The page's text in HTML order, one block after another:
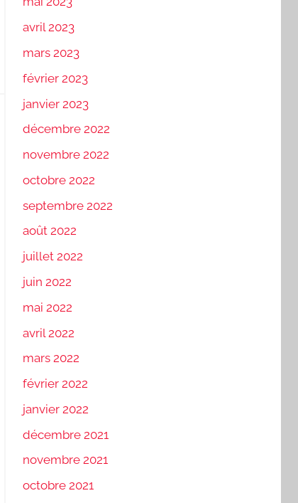
avril 2023
mars 2023
février 2023
janvier 2023
décembre 2022
novembre 2022
octobre 2022
septembre 2022
août 2022
juillet 2022
juin 2022
mai 2022
avril 2022
mars 2022
février 2022
janvier 2022
décembre 2021
novembre 2021
octobre 2021